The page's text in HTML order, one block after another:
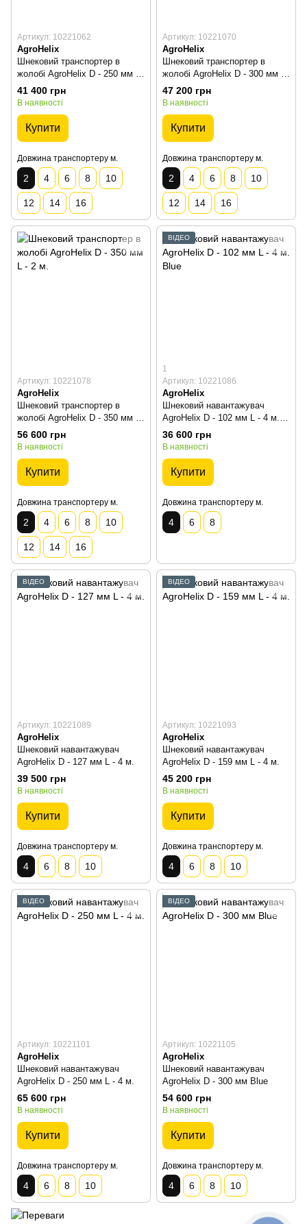
Артикул: 10221062
AgroHelix
Шнековий транспортер в
жолобі AgroHelix D - 250 мм L
- 2 м.
41 400 грн
В наявності
Купити
Довжина транспортеру м.
2 4 6 8 10
12 14 16
Артикул: 10221070
AgroHelix
Шнековий транспортер в
жолобі AgroHelix D - 300 мм L
- 2 м.
47 200 грн
В наявності
Купити
Довжина транспортеру м.
2 4 6 8 10
12 14 16
Артикул: 10221078
AgroHelix
Шнековий транспортер в
жолобі AgroHelix D - 350 мм L
- 2 м.
56 600 грн
В наявності
Купити
Довжина транспортеру м.
2 4 6 8 10
12 14 16
ВІДЕО
1
Артикул: 10221086
AgroHelix
Шнековий навантажувач
AgroHelix D - 102 мм L - 4 м.
Blue
36 600 грн
В наявності
Купити
Довжина транспортеру м.
4 6 8
ВІДЕО
Артикул: 10221089
AgroHelix
Шнековий навантажувач
AgroHelix D - 127 мм L - 4 м.
39 500 грн
В наявності
Купити
Довжина транспортеру м.
4 6 8 10
ВІДЕО
Артикул: 10221093
AgroHelix
Шнековий навантажувач
AgroHelix D - 159 мм L - 4 м.
45 200 грн
В наявності
Купити
Довжина транспортеру м.
4 6 8 10
ВІДЕО
Артикул: 10221101
AgroHelix
Шнековий навантажувач
AgroHelix D - 250 мм L - 4 м.
65 600 грн
В наявності
Купити
Довжина транспортеру м.
4 6 8 10
ВІДЕО
Артикул: 10221105
AgroHelix
Шнековий навантажувач
AgroHelix D - 300 мм Blue
54 600 грн
В наявності
Купити
Довжина транспортеру м.
4 6 8 10